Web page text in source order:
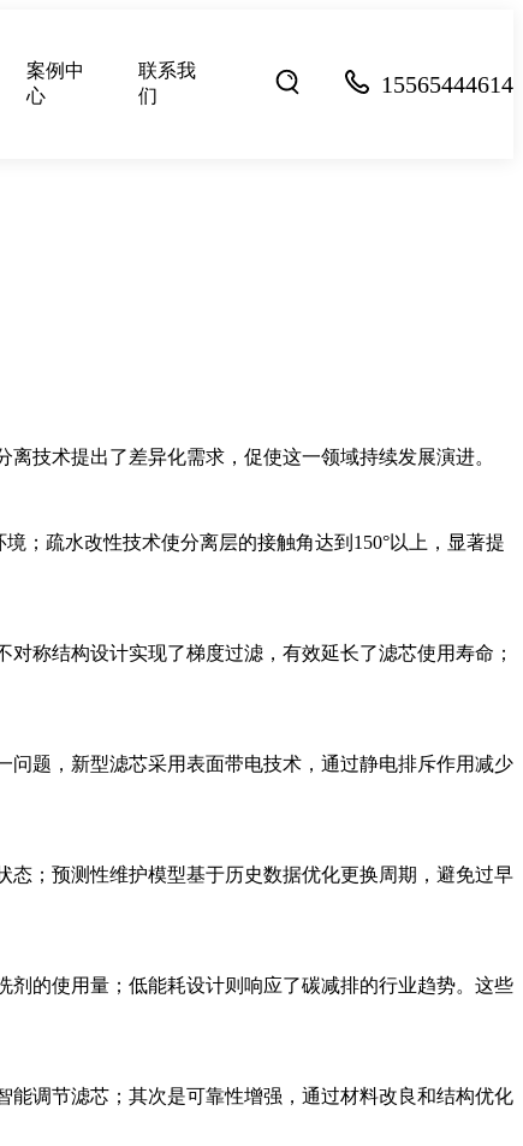
案例中
心
联系我
们
15565444614
技术提出了差异化需求，促使这一领域持续发展演进。
；疏水改性技术使分离层的接触角达到150°以上，显著提
称结构设计实现了梯度过滤，有效延长了滤芯使用寿命；
题，新型滤芯采用表面带电技术，通过静电排斥作用减少
；预测性维护模型基于历史数据优化更换周期，避免过早
的使用量；低能耗设计则响应了碳减排的行业趋势。这些
调节滤芯；其次是可靠性增强，通过材料改良和结构优化